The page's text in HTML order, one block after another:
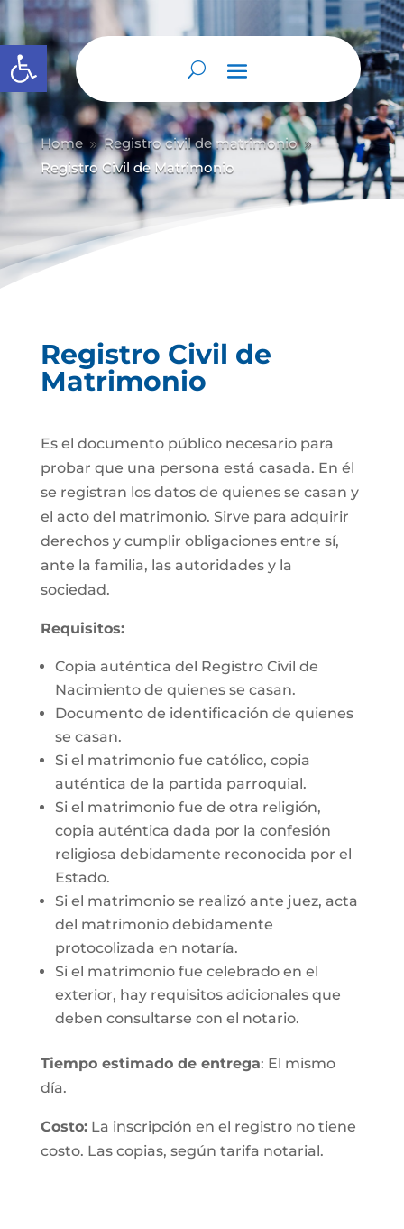
Abrir barra de herramientas
Home 9 Registro civil de matrimonio 9
Registro Civil de Matrimonio
Registro Civil de
Matrimonio
Es el documento público necesario para
probar que una persona está casada. En él
se registran los datos de quienes se casan y
el acto del matrimonio. Sirve para adquirir
derechos y cumplir obligaciones entre sí,
ante la familia, las autoridades y la
sociedad.
Requisitos:
Copia auténtica del Registro Civil de
Nacimiento de quienes se casan.
Documento de identificación de quienes
se casan.
Si el matrimonio fue católico, copia
auténtica de la partida parroquial.
Si el matrimonio fue de otra religión,
copia auténtica dada por la confesión
religiosa debidamente reconocida por el
Estado.
Si el matrimonio se realizó ante juez, acta
del matrimonio debidamente
protocolizada en notaría.
Si el matrimonio fue celebrado en el
exterior, hay requisitos adicionales que
deben consultarse con el notario.
Tiempo estimado de entrega: El mismo
día.
Costo:La inscripción en el registro no tiene
costo. Las copias, según tarifa notarial.